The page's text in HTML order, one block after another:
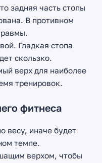
задняя часть стопы
В противном
Гладкая стопа
скользко.
верх для наиболее
тренировок.
фитнеса
весу, иначе будет
темпе.
верхом, чтобы